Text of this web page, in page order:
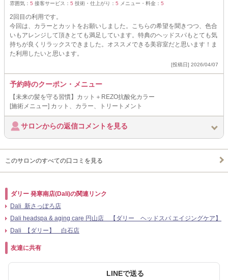
雰囲気： 5 接客サービス： 5 技術・仕上がり： 5 メニュー・料金： 5
2回目の利用です。
今回は、カラーとカットをお願いしました。こちらの希望を聞きつつ、色合
いもアレンジして頂きとても満足しています。特典のヘッドスパもとても気
持ちが良くリラックスできました。オススメできる美容室だと思います！ま
た利用したいと思います。
[投稿日] 2026/04/07
予約時のクーポン・メニュー
【未来の髪を守る習慣】カット＋REZO抗酸化カラー
[施術メニュー] カット、カラー、トリートメント
サロンからの返信コメントを見る
このサロンのすべての口コミを見る
ダリー 発寒南店(Dali)の関連リンク
Dali 新さっぽろ店
Dali headspa & aging care 円山店 【ダリー ヘッドスパ エイジングケア】
Dali 【ダリー】 白石店
友達に共有
LINEで送る